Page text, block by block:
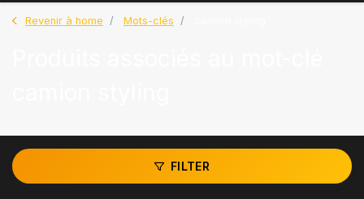
Revenir à home Mots-clés
FILTER